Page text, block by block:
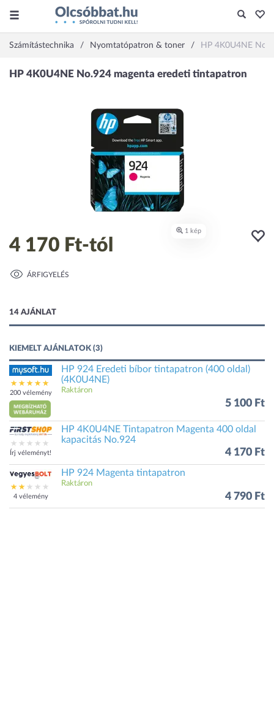
Számítástechnika Nyomtatópatron & toner HP 4K0U4NE
4 170 Ft-tól
ÁRFIGYELÉS
14 AJÁNLAT
KIEMELT AJÁNLATOK (3)
200 vélemény
HP 924 Eredeti bíbor tintapatron (400 oldal)
(4K0U4NE)
Raktáron
5 100 Ft
Írj véleményt!
HP 4K0U4NE Tintapatron Magenta 400 oldal
kapacitás No.924
4 170 Ft
4 vélemény
HP 924 Magenta tintapatron
Raktáron
4 790 Ft